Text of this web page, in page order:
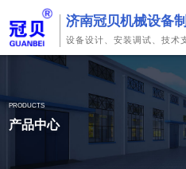
济南冠贝机械设备
设备设计、安装调试、技术
PRODUCTS
产品中心